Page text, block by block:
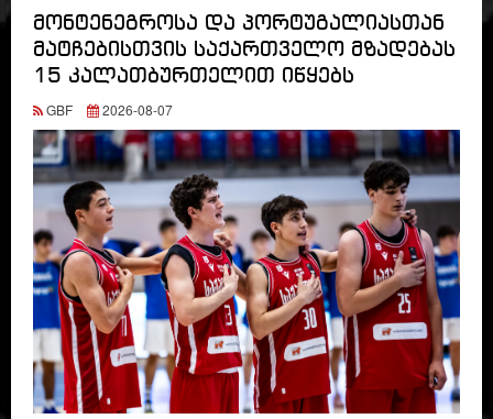
მონტენეგროსა და პორტუგალიასთან
მატჩებისთვის საქართველო მზადებას
15 კალათბურთელით იწყებს
GBF 2026-08-07